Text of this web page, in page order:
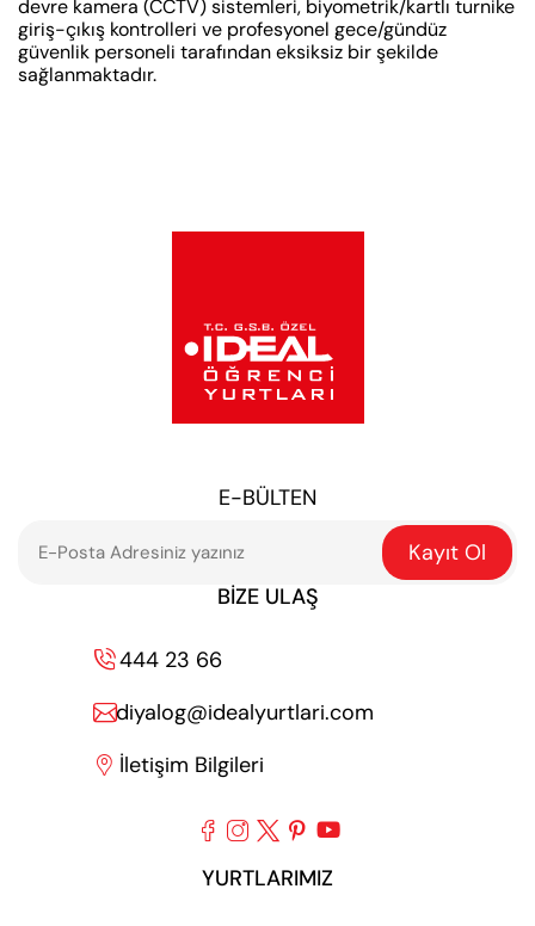
devre kamera (CCTV) sistemleri, biyometrik/kartlı turnike
giriş-çıkış kontrolleri ve profesyonel gece/gündüz
güvenlik personeli tarafından eksiksiz bir şekilde
sağlanmaktadır.
E-BÜLTEN
Kayıt Ol
BIZE ULAŞ
444 23 66
diyalog@idealyurtlari.com
 İletişim Bilgileri
    
YURTLARIMIZ